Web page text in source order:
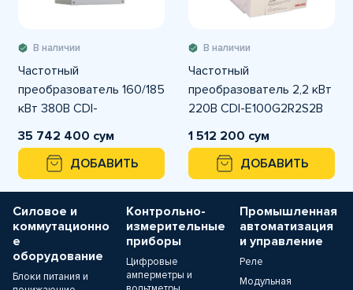
В наличии
Частотный
преобразователь 160/185
кВт 380В CDI-
E100G160/P185T4 DELIXI
35 742 400 сум
ДОБАВИТЬ
В наличии
Частотный
преобразователь 2,2 кВт
220В CDI-E100G2R2S2B
DELIXI
1 512 200 сум
ДОБАВИТЬ
Силовое и
коммутационно
е
оборудование
Блоки питания и
Контрольно-
измерительные
приборы
Цифровые
амперметры и
Промышленная
автоматизация
и управление
Реле
Модульная